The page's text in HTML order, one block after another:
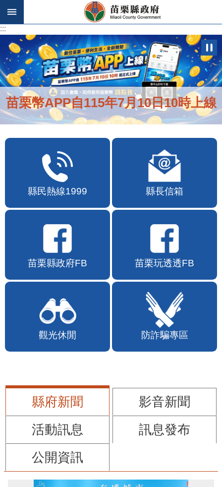
跳到主要內容區塊
:::
苗栗幣APP自115年7月10日10時上線
縣民熱線1999 縣長信箱
苗栗縣政府FB 苗栗玩透透FB
觀光休閒 防詐騙專區
縣府新聞
影音新聞
活動訊息
訊息發布
公開資訊